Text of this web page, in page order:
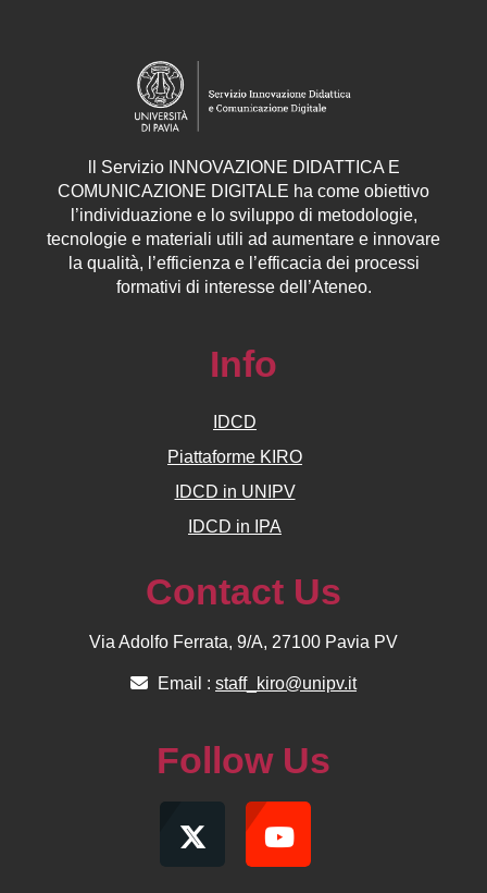
Servizio INNOVAZIONE DIDATTICA E
COMUNICAZIONE DIGITALE ha come obiettivo
l’individuazione e lo sviluppo di metodologie,
tecnologie e materiali utili ad aumentare e innovare
la qualità, l’efficienza e l’efficacia dei processi
formativi di interesse dell’Ateneo.
Info
IDCD
Piattaforme KIRO
IDCD in UNIPV
IDCD in IPA
Contact Us
Via Adolfo Ferrata, 9/A, 27100 Pavia PV
Email : staff_kiro@unipv.it
Follow Us